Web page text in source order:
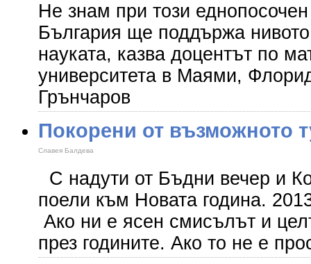
Не знам при този
България ще поддържа
науката, казва доцентът по
университета в Маями,
Грънчаров
Покоpени от възможното
Славея Балдева
С надути от Бъдни вечер и
поели към Новата година.
Ако ни е ясен смисълът и
през годините. Ако то не е